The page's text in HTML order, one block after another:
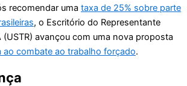
recomendar uma taxa de 25% sobre parte
, o Escritório do Representante
(USTR) avançou com uma nova proposta
ao combate ao trabalho forçado.